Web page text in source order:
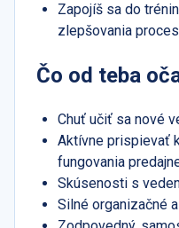
Zapojíš sa do
zlepšovania
Čo od teba
Chuť učiť sa nové
Aktívne prispievať
fungovania
Skúsenosti s
Silné organizačné